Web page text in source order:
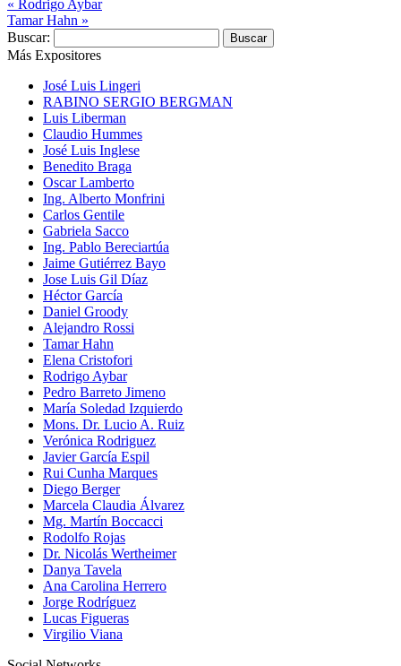
« Rodrigo Aybar
Tamar Hahn »
Buscar:
Más Expositores
José Luis Lingeri
RABINO SERGIO BERGMAN
Luis Liberman
Claudio Hummes
José Luis Inglese
Benedito Braga
Oscar Lamberto
Ing. Alberto Monfrini
Carlos Gentile
Gabriela Sacco
Ing. Pablo Bereciartúa
Jaime Gutiérrez Bayo
Jose Luis Gil Díaz
Héctor García
Daniel Groody
Alejandro Rossi
Tamar Hahn
Elena Cristofori
Rodrigo Aybar
Pedro Barreto Jimeno
María Soledad Izquierdo
Mons. Dr. Lucio A. Ruiz
Verónica Rodriguez
Javier García Espil
Rui Cunha Marques
Diego Berger
Marcela Claudia Álvarez
Mg. Martín Boccacci
Rodolfo Rojas
Dr. Nicolás Wertheimer
Danya Tavela
Ana Carolina Herrero
Jorge Rodríguez
Lucas Figueras
Virgilio Viana